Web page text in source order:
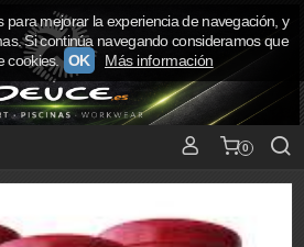
0
para mejorar la experiencia de navegación, y
Si continúa navegando consideramos que
cookies. OK Más información